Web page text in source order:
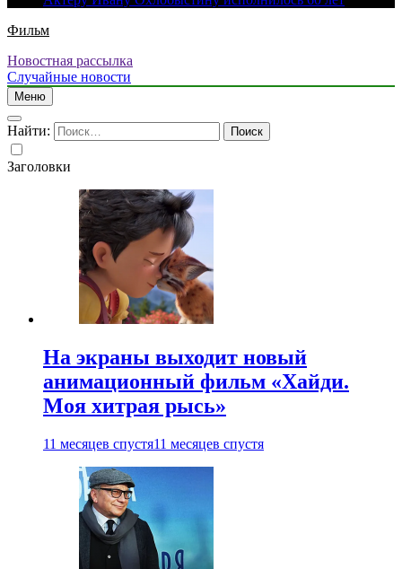
Фильм
Новостная рассылка
Случайные новости
Меню
Найти:
Заголовки
На экраны выходит новый
анимационный фильм «Хайди.
Моя хитрая рысь»
11 месяцев спустя11 месяцев спустя